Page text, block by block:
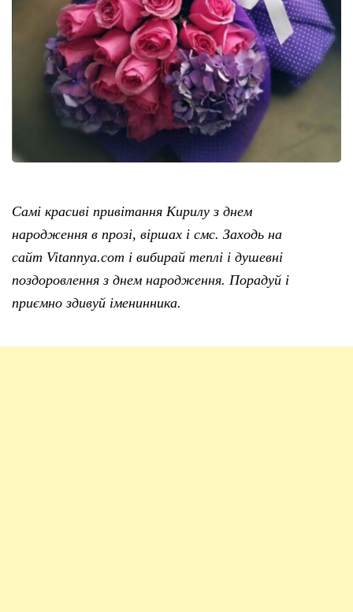
Самі красиві привітання Кирилу з днем
народження в прозі, віршах і смс. Заходь на
сайт Vitannya.com і вибирай теплі і душевні
поздоровлення з днем народження. Порадуй і
приємно здивуй іменинника.